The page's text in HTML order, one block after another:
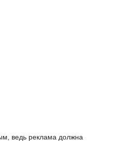
ведь реклама должна